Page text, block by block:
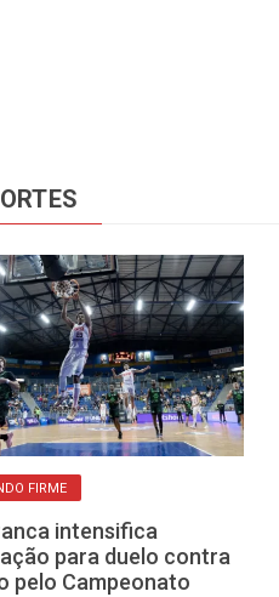
FIRME
intensifica
para duelo contra
pelo Campeonato